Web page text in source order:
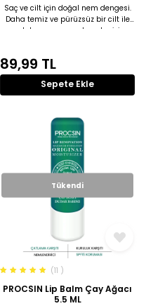
Doğal ve Saf 200 ML
Saç ve cilt için doğal nem dengesi.
Daha temiz ve pürüzsüz bir cilt ile
parlak ve yumuşacık saçlar için
89,99 TL
Sepete Ekle
Tükendi
(11 )
PROCSIN Lip Balm Çay Ağacı
5.5 ML